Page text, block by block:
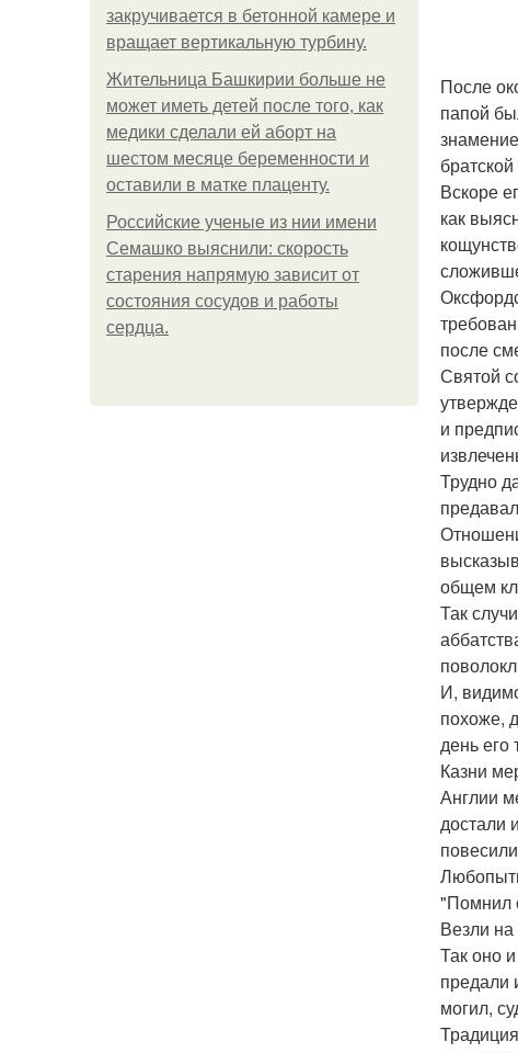
закручивается в бетонной камере и
вращает вертикальную турбину.
Жительница Башкирии больше не
может иметь детей после того, как
медики сделали ей аборт на
шестом месяце беременности и
оставили в матке плаценту.
Российские ученые из нии имени
Семашко выяснили: скорость
старения напрямую зависит от
состояния сосудов и работы
сердца.
После
папой
Вскоре
как
после
Святой
и
Трудно
общем
Так
И,
похоже,
день его
Казни
Англии
достали
"Помнил
Везли
Так оно
предали
могил,